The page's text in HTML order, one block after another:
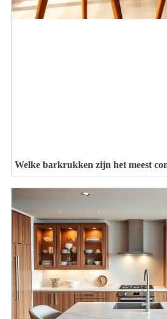
Welke barkrukken zijn het meest